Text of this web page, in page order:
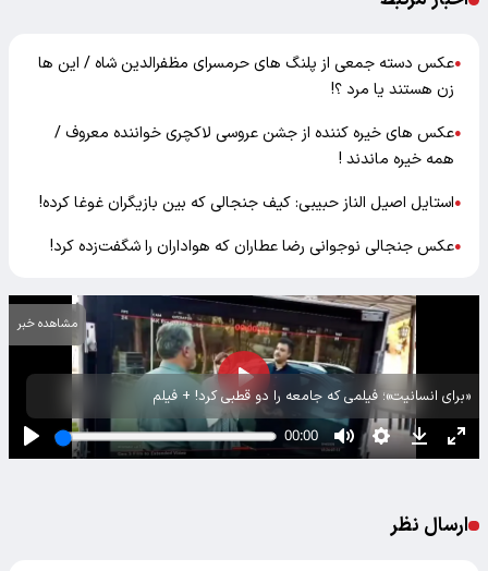
●عکس دسته جمعی از پلنگ های حرمسرای مظفرالدین شاه / این ها
زن هستند یا مرد ؟!
●عکس های خیره کننده از جشن عروسی لاکچری خواننده معروف /
همه خیره ماندند !
●استایل اصیل الناز حبیبی: کیف جنجالی که بین بازیگران غوغا کرده!
●عکس جنجالی نوجوانی رضا عطاران که هواداران را شگفت‌زده کرد!
«برای انسانیت»؛ فیلمی که جامعه را دو قطبی کرد! + فیلم
مشاهده خبر
ارسال نظر